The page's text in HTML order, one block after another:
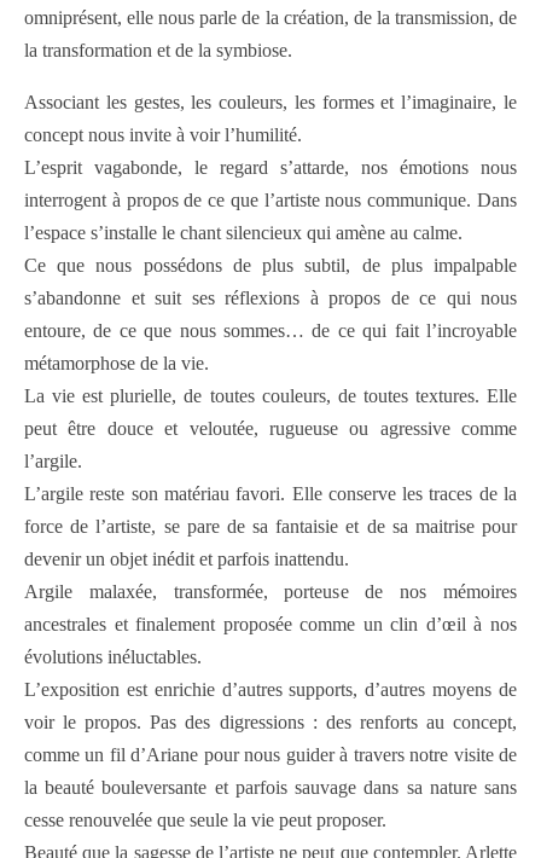
omniprésent, elle nous parle de la création, de la transmission, de
la transformation et de la symbiose.
Associant les gestes, les couleurs, les formes et l’imaginaire, le
concept nous invite à voir l’humilité.
L’esprit vagabonde, le regard s’attarde, nos émotions nous
interrogent à propos de ce que l’artiste nous communique. Dans
l’espace s’installe le chant silencieux qui amène au calme.
Ce que nous possédons de plus subtil, de plus impalpable
s’abandonne et suit ses réflexions à propos de ce qui nous
entoure, de ce que nous sommes… de ce qui fait l’incroyable
métamorphose de la vie.
La vie est plurielle, de toutes couleurs, de toutes textures. Elle
peut être douce et veloutée, rugueuse ou agressive comme
l’argile.
L’argile reste son matériau favori. Elle conserve les traces de la
force de l’artiste, se pare de sa fantaisie et de sa maitrise pour
devenir un objet inédit et parfois inattendu.
Argile malaxée, transformée, porteuse de nos mémoires
ancestrales et finalement proposée comme un clin d’œil à nos
évolutions inéluctables.
L’exposition est enrichie d’autres supports, d’autres moyens de
voir le propos. Pas des digressions : des renforts au concept,
comme un fil d’Ariane pour nous guider à travers notre visite de
la beauté bouleversante et parfois sauvage dans sa nature sans
cesse renouvelée que seule la vie peut proposer.
Beauté que la sagesse de l’artiste ne peut que contempler. Arlette